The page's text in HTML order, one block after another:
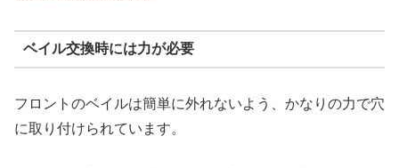
ベイル交換時には力が必要
フロントのベイルは簡単に外れないよう、かなりの力で穴
に取り付けられています。